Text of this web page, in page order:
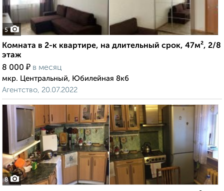
5
Комната в 2-к квартире, на длительный срок, 47м², 2/8
этаж
8 000 ₽ в месяц
мкр. Центральный, Юбилейная 8к6
Агентство, 20.07.2022
8